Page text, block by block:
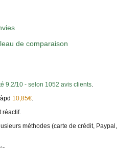
de comparaison
9.2/10 - selon 1052 avis clients.
àpd 10,85€.
réactif.
méthodes (carte de crédit, Paypal,